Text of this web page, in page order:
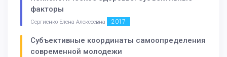
факторы
Сергиенко Елена Алексеевна 2017
Субъективные координаты самоопределения
современной молодежи